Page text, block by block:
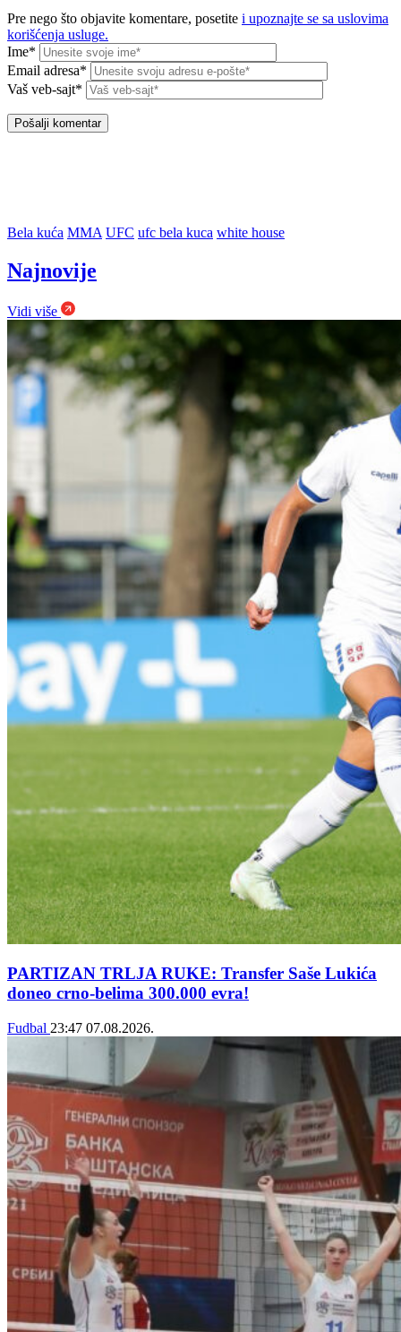
Pre nego što objavite komentare, posetite i upoznajte se sa uslovima
korišćenja usluge.
Ime*
Email adresa*
Vaš veb-sajt*
Bela kuća MMA UFC ufc bela kuca white house
Najnovije
Vidi više
PARTIZAN TRLJA RUKE: Transfer Saše Lukića
doneo crno-belima 300.000 evra!
Fudbal 23:47 07.08.2026.